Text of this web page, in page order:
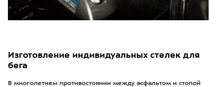
Изготовление индивидуальных стелек для
бега
В многолетнем противостоянии между асфальтом и стопой